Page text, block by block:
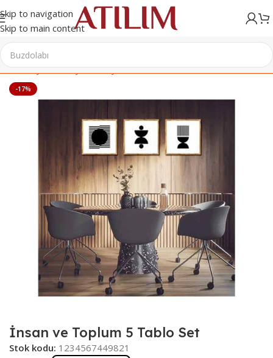
Skip to navigation
Skip to main content
Ana Sayfa/Mobilya/Mobilya Aksesuarları/Tablo
-17%
İnsan ve Toplum 5 Tablo Set
Stok kodu: 1234567449821